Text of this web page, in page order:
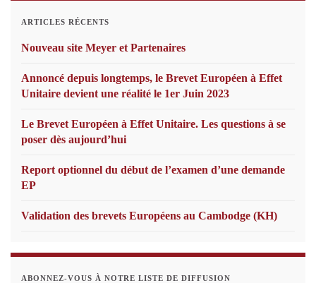
ARTICLES RÉCENTS
Nouveau site Meyer et Partenaires
Annoncé depuis longtemps, le Brevet Européen à Effet
Unitaire devient une réalité le 1er Juin 2023
Le Brevet Européen à Effet Unitaire. Les questions à se
poser dès aujourd’hui
Report optionnel du début de l’examen d’une demande
EP
Validation des brevets Européens au Cambodge (KH)
ABONNEZ-VOUS À NOTRE LISTE DE DIFFUSION